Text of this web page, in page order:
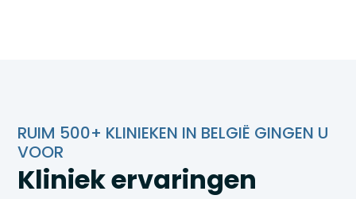
RUIM 500+ KLINIEKEN IN BELGIË GINGEN U
VOOR
Kliniek ervaringen